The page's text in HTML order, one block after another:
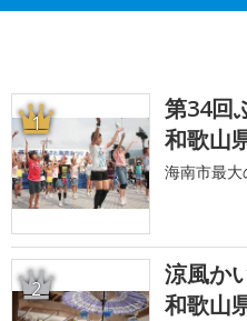
1
第34回
和歌山
海南市最大
2
涼風か
和歌山